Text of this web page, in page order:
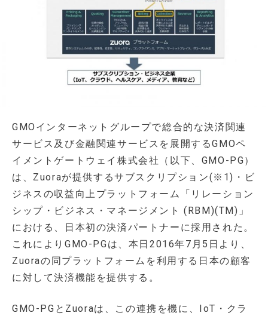
GMOインターネットグループで総合的な決済関連
サービス及び金融関連サービスを展開するGMOペ
イメントゲートウェイ株式会社（以下、GMO-PG）
は、Zuoraが提供するサブスクリプション(※1)・ビ
ジネスの収益向上プラットフォーム「リレーション
シップ・ビジネス・マネージメント (RBM)(TM)」
における、日本初の決済パートナーに採用された。
これによりGMO-PGは、本日2016年7月5日より、
Zuoraの同プラットフォームを利用する日本の顧客
に対して決済機能を提供する。
GMO-PGとZuoraは、この連携を機に、IoT・クラ